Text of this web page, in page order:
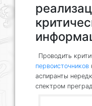
Проводить
первоисточников
аспиранты
спектром